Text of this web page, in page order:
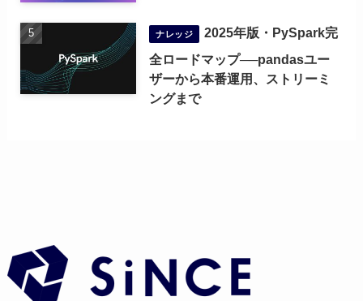
ナレッジ
2025年版・PySpark完
全ロードマップ──pandasユー
ザーから本番運用、ストリーミ
ングまで